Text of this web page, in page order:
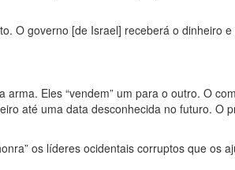
O governo [de Israel] receberá o dinheiro
Eles “vendem” um para o outro. O
até uma data desconhecida no futuro. O
os líderes ocidentais corruptos que os